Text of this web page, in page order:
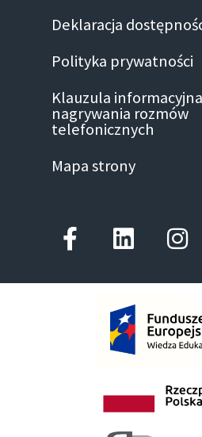
Deklaracja
Polityka prywatności
Klauzula
nagrywania rozmów
telefonicznych
Mapa strony
f